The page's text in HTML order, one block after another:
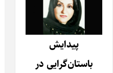
پیدایش
باستان‌گرایی در